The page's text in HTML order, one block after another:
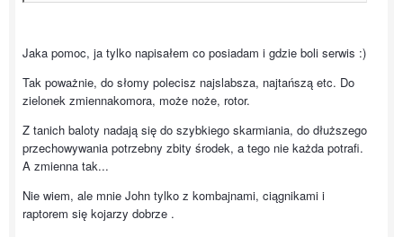
Jaka pomoc, ja tylko napisałem co posiadam i gdzie boli serwis :)
Tak poważnie, do słomy polecisz najslabsza, najtańszą etc. Do
zielonek zmiennakomora, może noże, rotor.
Z tanich baloty nadają się do szybkiego skarmiania, do dłuższego
przechowywania potrzebny zbity środek, a tego nie każda potrafi.
A zmienna tak...
Nie wiem, ale mnie John tylko z kombajnami, ciągnikami i
raptorem się kojarzy dobrze .